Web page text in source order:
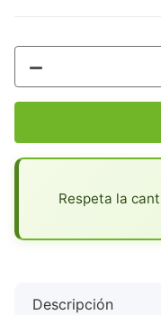
Respeta la
Descripción